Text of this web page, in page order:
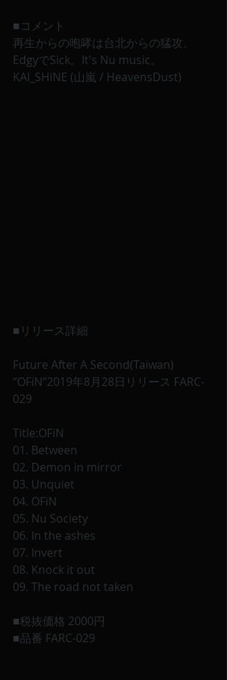
■コメント
再生からの咆哮は台北からの猛攻。
EdgyでSick。It's Nu music。
KAI_SHiNE (山嵐 / HeavensDust)
■リリース詳細
Future After A Second(Taiwan)
“OFiN“2019年8月28日リリース FARC-
029
Title:OFiN
01. Between
02. Demon in mirror
03. Unquiet
04. OFiN
05. Nu Society
06. In the ashes
07. Invert
08. Knock it out
09. The road not taken
■税抜価格 2000円
■品番 FARC-029